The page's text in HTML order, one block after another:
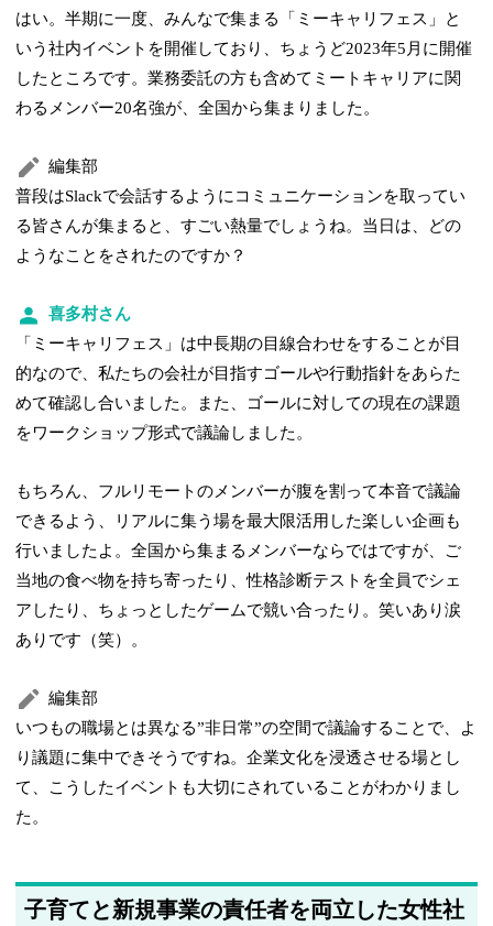
はい。半期に一度、みんなで集まる「ミーキャリフェス」と
いう社内イベントを開催しており、ちょうど2023年5月に開催
したところです。業務委託の方も含めてミートキャリアに関
わるメンバー20名強が、全国から集まりました。
編集部
普段はSlackで会話するようにコミュニケーションを取ってい
る皆さんが集まると、すごい熱量でしょうね。当日は、どの
ようなことをされたのですか？
喜多村さん
「ミーキャリフェス」は中長期の目線合わせをすることが目
的なので、私たちの会社が目指すゴールや行動指針をあらた
めて確認し合いました。また、ゴールに対しての現在の課題
をワークショップ形式で議論しました。
もちろん、フルリモートのメンバーが腹を割って本音で議論
できるよう、リアルに集う場を最大限活用した楽しい企画も
行いましたよ。全国から集まるメンバーならではですが、ご
当地の食べ物を持ち寄ったり、性格診断テストを全員でシェ
アしたり、ちょっとしたゲームで競い合ったり。笑いあり涙
ありです（笑）。
編集部
いつもの職場とは異なる”非日常”の空間で議論することで、よ
り議題に集中できそうですね。企業文化を浸透させる場とし
て、こうしたイベントも大切にされていることがわかりまし
た。
子育てと新規事業の責任者を両立した女性社